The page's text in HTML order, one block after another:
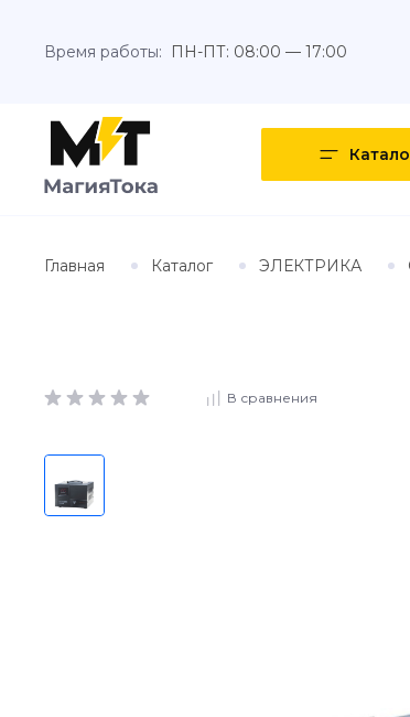
Время работы: ПН-ПТ: 08:00 — 17:00
Главная Каталог ЭЛЕКТРИКА
В сравнения